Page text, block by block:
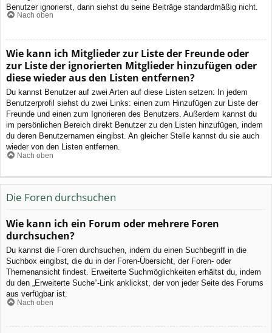
Benutzer ignorierst, dann siehst du seine Beiträge standardmäßig nicht.
Nach oben
Wie kann ich Mitglieder zur Liste der Freunde oder
zur Liste der ignorierten Mitglieder hinzufügen oder
diese wieder aus den Listen entfernen?
Du kannst Benutzer auf zwei Arten auf diese Listen setzen: In jedem
Benutzerprofil siehst du zwei Links: einen zum Hinzufügen zur Liste der
Freunde und einen zum Ignorieren des Benutzers. Außerdem kannst du
im persönlichen Bereich direkt Benutzer zu den Listen hinzufügen, indem
du deren Benutzernamen eingibst. An gleicher Stelle kannst du sie auch
wieder von den Listen entfernen.
Nach oben
Die Foren durchsuchen
Wie kann ich ein Forum oder mehrere Foren
durchsuchen?
Du kannst die Foren durchsuchen, indem du einen Suchbegriff in die
Suchbox eingibst, die du in der Foren-Übersicht, der Foren- oder
Themenansicht findest. Erweiterte Suchmöglichkeiten erhältst du, indem
du den „Erweiterte Suche“-Link anklickst, der von jeder Seite des Forums
aus verfügbar ist.
Nach oben